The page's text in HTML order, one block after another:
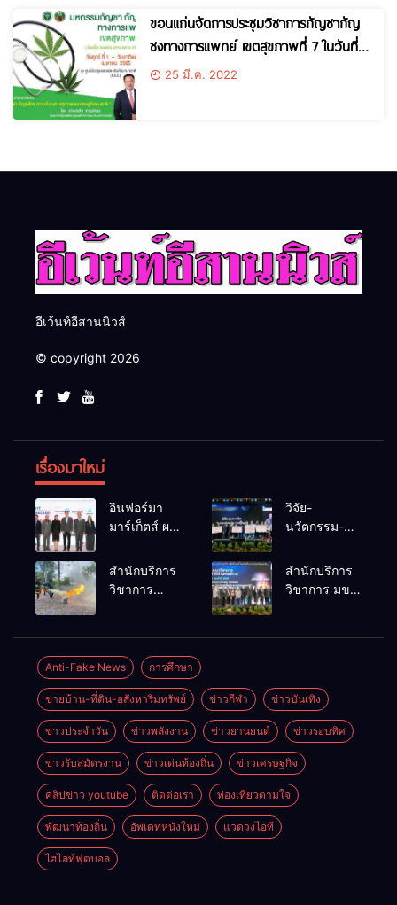
ขอนแก่นจัดการประชุมวิชาการกัญชากัญ
ชงทางการแพทย์ เขตสุขภาพที่ 7 ในวันที่1-
3 เมษายน นี้ ศูนย์ประชุมและแสดงสินค้า
25 มี.ค. 2022
อีเว้นท์อีสานนิวส์
© copyright 2026
เรื่องมาใหม่
อินฟอร์มา
มาร์เก็ตส์ ผนึก
ธุรกิจท่อง
เที่ยว-บริการ
Thailand
2026 เชื่อม 4
งานใหญ่
สร้างโอกาส
ธุรกิจครบ
วงจร ด้วยครับ
วิจัย-
นวัตกรรม-
คือโอกาสใหม่
ของคนพิการ
เศรษฐกิจ
สำนักบริการ
วิชาการ
เพลิงขั้นต้น”
ยกระดับ
ศักยภาพเจ้า
หน้าที่ท้องถิ่น
รับมืออัคคีภัย
ตามมาตรฐาน
สากล
สำนักบริการ
วิชาการ มข.
เวทีระดับชาติ
NCPD 2026
เปลี่ยน “ผ้า
เหลือ” สู่ราย
ได้ที่ยั่งยืน
Anti-Fake News การศึกษา
ขายบ้าน-ที่ดิน-อสังหาริมทรัพย์ ข่าวกีฬา ข่าวบันเทิง
ข่าวประจำวัน ข่าวพลังงาน ข่าวยานยนต์ ข่าวรอบทิศ
ข่าวรับสมัตรงาน ข่าวเด่นท้องถิ่น ข่าวเศรษฐกิจ
คลิปข่าว youtube ติดต่อเรา ท่องเที่ยวตามใจ
พัฒนาท้องถิ่น อัพเดทหนังใหม่ แวดวงไอที
ไฮไลท์ฟุตบอล